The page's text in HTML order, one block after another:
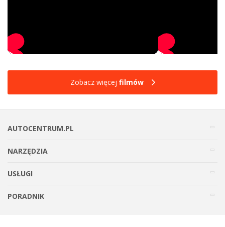
Zobacz więcej filmów
AUTOCENTRUM.PL
NARZĘDZIA
USŁUGI
PORADNIK